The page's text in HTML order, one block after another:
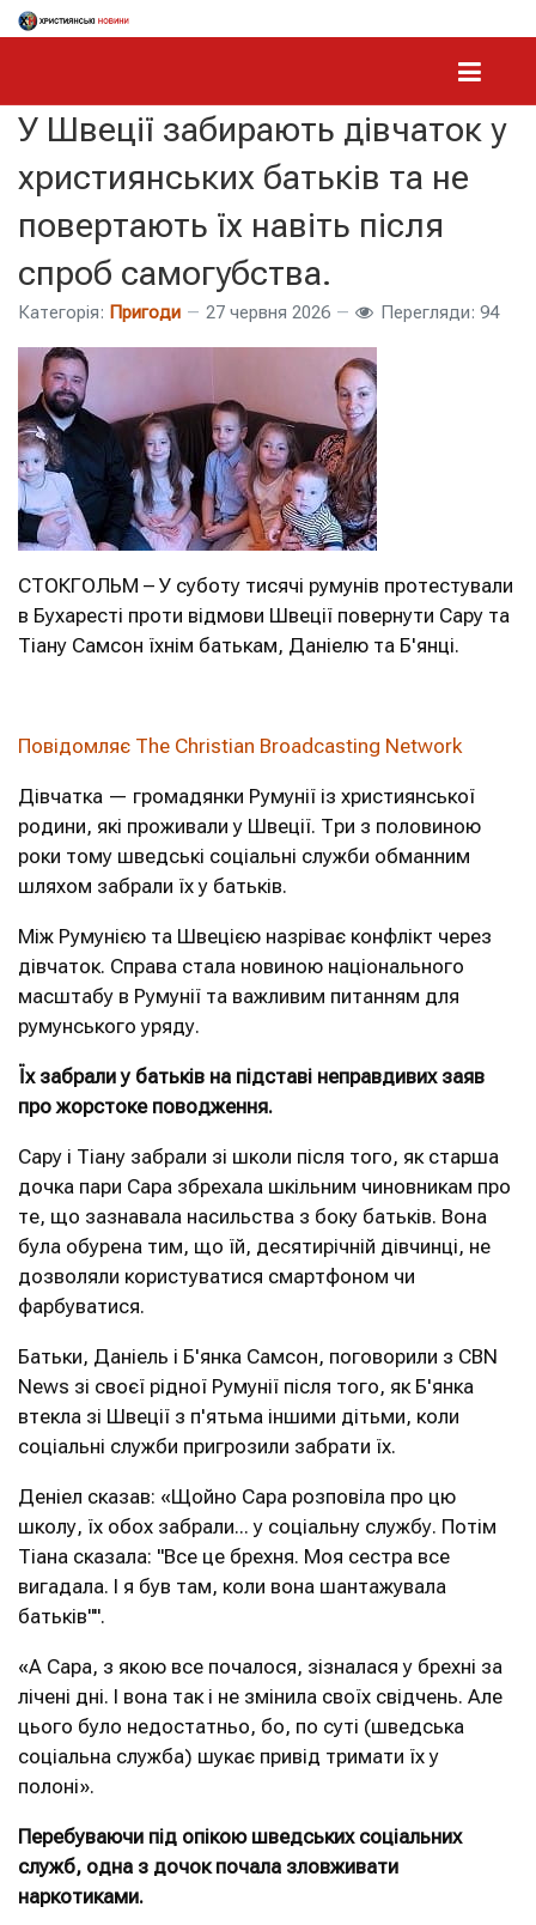
У Швеції забирають дівчаток у
християнських батьків та не
повертають їх навіть після
спроб самогубства.
Категорія: Пригоди 27 червня 2026 Перегляди: 94
СТОКГОЛЬМ – У суботу тисячі румунів протестували
в Бухаресті проти відмови Швеції повернути Сару та
Тіану Самсон їхнім батькам, Даніелю та Б'янці.
Повідомляє The Christian Broadcasting Network
Дівчатка — громадянки Румунії із християнської
родини, які проживали у Швеції. Три з половиною
роки тому шведські соціальні служби обманним
шляхом забрали їх у батьків.
Між Румунією та Швецією назріває конфлікт через
дівчаток. Справа стала новиною національного
масштабу в Румунії та важливим питанням для
румунського уряду.
Їх забрали у батьків на підставі неправдивих заяв
про жорстоке поводження.
Сару і Тіану забрали зі школи після того, як старша
дочка пари Сара збрехала шкільним чиновникам про
те, що зазнавала насильства з боку батьків. Вона
була обурена тим, що їй, десятирічній дівчинці, не
дозволяли користуватися смартфоном чи
фарбуватися.
Батьки, Даніель і Б'янка Самсон, поговорили з CBN
News зі своєї рідної Румунії після того, як Б'янка
втекла зі Швеції з п'ятьма іншими дітьми, коли
соціальні служби пригрозили забрати їх.
Деніел сказав: «Щойно Сара розповіла про цю
школу, їх обох забрали... у соціальну службу. Потім
Тіана сказала: "Все це брехня. Моя сестра все
вигадала. І я був там, коли вона шантажувала
батьків"".
«А Сара, з якою все почалося, зізналася у брехні за
лічені дні. І вона так і не змінила своїх свідчень. Але
цього було недостатньо, бо, по суті (шведська
соціальна служба) шукає привід тримати їх у
полоні».
Перебуваючи під опікою шведських соціальних
служб, одна з дочок почала зловживати
наркотиками.